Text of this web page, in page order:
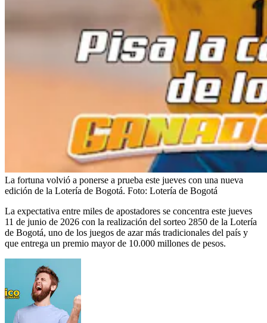
La fortuna volvió a ponerse a prueba este jueves con una nueva
edición de la Lotería de Bogotá. Foto: Lotería de Bogotá
La expectativa entre miles de apostadores se concentra este jueves
11 de junio de 2026 con la realización del sorteo 2850 de la Lotería
de Bogotá, uno de los juegos de azar más tradicionales del país y
que entrega un premio mayor de 10.000 millones de pesos.